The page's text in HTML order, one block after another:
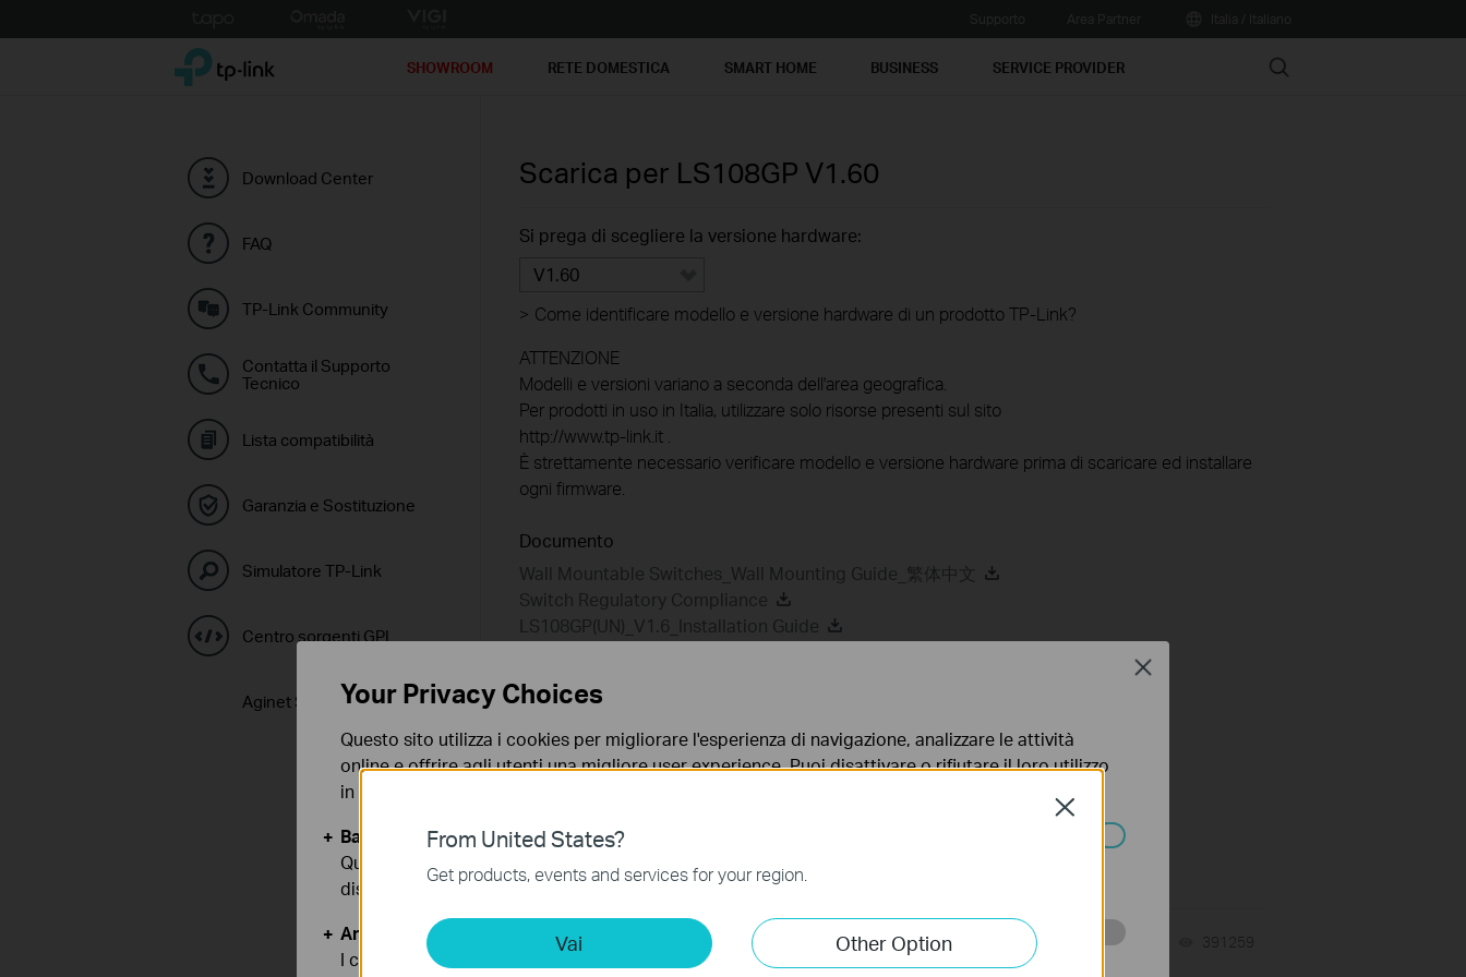
to
TP-Link, Reliably Smart SHOWROOM RETE DOMESTICA SMART HOME BUSINESS SERVICE PROVIDER Search
Download Center
FAQ
TP-Link Community
Contatta il Supporto
Tecnico
Lista compatibilità
Garanzia e Sostituzione
Simulatore TP-Link
Centro sorgenti GPL
Aginet Solution
Scarica per LS108GP V1.60
Si prega di scegliere la versione hardware:
V1.60
> Come identificare modello e versione hardware di un prodotto TP-Link?
ATTENZIONE
Modelli e versioni variano a seconda dell'area geografica.
Per prodotti in uso in Italia, utilizzare solo risorse presenti sul sito
http://www.tp-link.it .
È strettamente necessario verificare modello e versione hardware prima di scaricare ed installare
ogni firmware.
Documento
Wall Mountable Switches_Wall Mounting Guide_繁体中文
Switch Regulatory Compliance
LS108GP(UN)_V1.6_Installation Guide
Feature Filter:
FAQs
Perché il mio dispositivo PoE non funziona correttamente
quando è collegato allo Switch PoE
03-15-2021 391259
From United States?
Get products, events and services for your region.
Vai Other Option
Close
Your Privacy Choices
Questo sito utilizza i cookies per migliorare l'esperienza di navigazione, analizzare le attività
online e offrire agli utenti una migliore user experience. Puoi disattivare o rifiutare il loro utilizzo
in qualunque momento. Per maggiori informazioni consulta la nostra
Basic Cookies
Questi cookies sono necessari per il corretto funzionamento del sito e non possono essere
disattivati nel tuo sistema.
Analytics e Marketing Cookies
I cookies analitici ci permettono di analizzare le tue attività sul nostro sito allo scopo di
Close